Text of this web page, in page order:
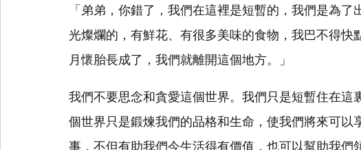
「弟弟，你錯了，我們在這裡是短暫的，我們是為
光燦爛的，有鮮花、有很多美味的食物，我巴不得
月懷胎長成了，我們就離開這個地方。」
我們不要思念和貪愛這個世界。我們只是短暫住在這
個世界只是鍛煉我們的品格和生命，使我們將來可以
事，不但有助我們今生活得有價值，也可以幫助我們